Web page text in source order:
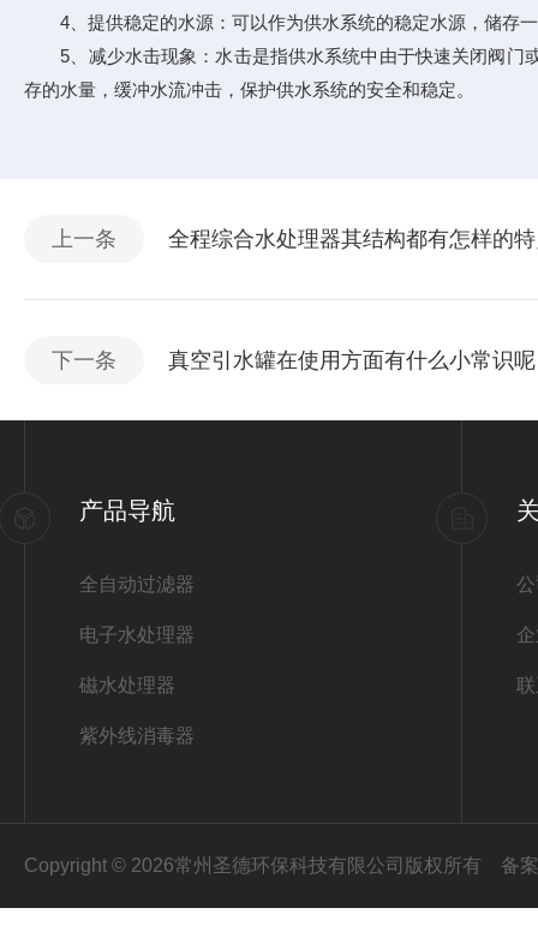
4、提供稳定的水源：可以作为供水系统的稳定水源，储存一
5、减少水击现象：水击是指供水系统中由于快速关闭阀门
存的水量，缓冲水流冲击，保护供水系统的安全和稳定。
上一条 全程综合水处理器其结构都有怎样的
下一条 真空引水罐在使用方面有什么小常识
产品导航
全自动过滤器
电子水处理器
磁水处理器
紫外线消毒器
Copyright © 2026常州圣德环保科技有限公司版权所有 备